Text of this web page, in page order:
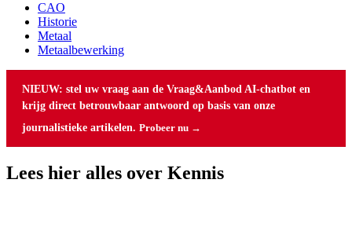
CAO
Historie
Metaal
Metaalbewerking
NIEUW: stel uw vraag aan de Vraag&Aanbod AI-chatbot en
krijg direct betrouwbaar antwoord op basis van onze
journalistieke artikelen. Probeer nu →
Lees hier alles over Kennis